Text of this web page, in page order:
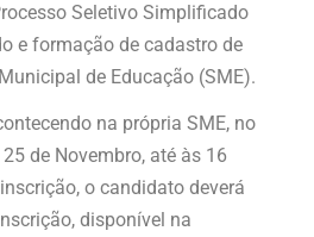
Seletivo Simplificado
e formação de cadastro de
de Educação (SME).
na própria SME, no
de Novembro, até às 16
o candidato deverá
disponível na